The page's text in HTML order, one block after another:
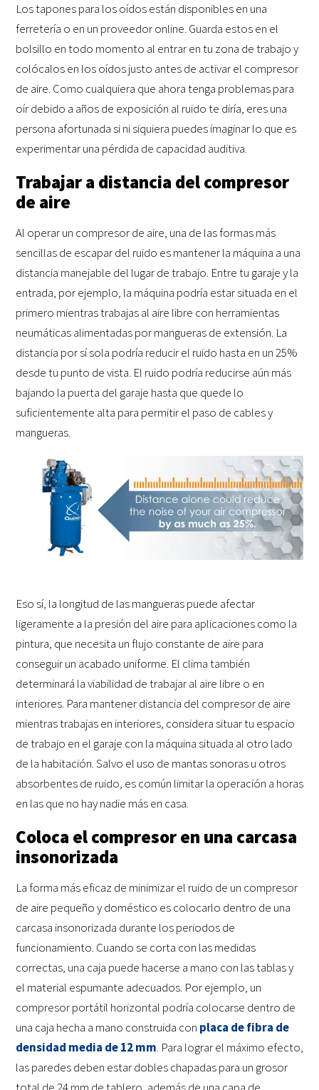
Los tapones para los oídos están disponibles en una
ferretería o en un proveedor online. Guarda estos en el
bolsillo en todo momento al entrar en tu zona de trabajo y
colócalos en los oídos justo antes de activar el compresor
de aire. Como cualquiera que ahora tenga problemas para
oír debido a años de exposición al ruido te diría, eres una
persona afortunada si ni siquiera puedes imaginar lo que es
experimentar una pérdida de capacidad auditiva.
Trabajar a distancia del compresor
de aire
Al operar un compresor de aire, una de las formas más
sencillas de escapar del ruido es mantener la máquina a una
distancia manejable del lugar de trabajo. Entre tu garaje y la
entrada, por ejemplo, la máquina podría estar situada en el
primero mientras trabajas al aire libre con herramientas
neumáticas alimentadas por mangueras de extensión. La
distancia por sí sola podría reducir el ruido hasta en un 25%
desde tu punto de vista. El ruido podría reducirse aún más
bajando la puerta del garaje hasta que quede lo
suficientemente alta para permitir el paso de cables y
mangueras.
Eso sí, la longitud de las mangueras puede afectar
ligeramente a la presión del aire para aplicaciones como la
pintura, que necesita un flujo constante de aire para
conseguir un acabado uniforme. El clima también
determinará la viabilidad de trabajar al aire libre o en
interiores. Para mantener distancia del compresor de aire
mientras trabajas en interiores, considera situar tu espacio
de trabajo en el garaje con la máquina situada al otro lado
de la habitación. Salvo el uso de mantas sonoras u otros
absorbentes de ruido, es común limitar la operación a horas
en las que no hay nadie más en casa.
Coloca el compresor en una carcasa
insonorizada
La forma más eficaz de minimizar el ruido de un compresor
de aire pequeño y doméstico es colocarlo dentro de una
carcasa insonorizada durante los periodos de
funcionamiento. Cuando se corta con las medidas
correctas, una caja puede hacerse a mano con las tablas y
el material espumante adecuados. Por ejemplo, un
compresor portátil horizontal podría colocarse dentro de
una caja hecha a mano construida con placa de fibra de
densidad media de 12 mm. Para lograr el máximo efecto,
las paredes deben estar dobles chapadas para un grosor